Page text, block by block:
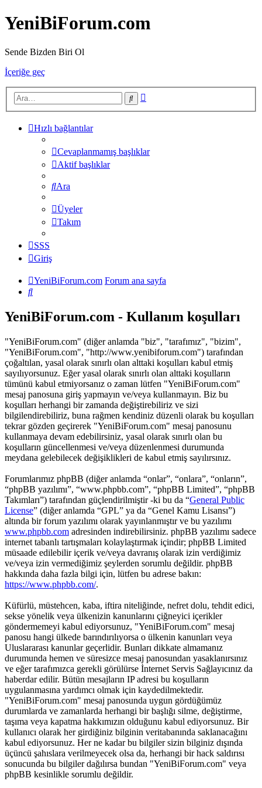
YeniBiForum.com
Sende Bizden Biri Ol
İçeriğe geç
Ara
Hızlı bağlantılar
Cevaplanmamış başlıklar
Aktif başlıklar
Ara
Üyeler
Takım
SSS
Giriş
YeniBiForum.com Forum ana sayfa
Ara
YeniBiForum.com - Kullanım koşulları
"YeniBiForum.com" (diğer anlamda "biz", "tarafımız", "bizim",
"YeniBiForum.com", "http://www.yenibiforum.com") tarafından
çoğaltılan, yasal olarak sınırlı olan alttaki koşulları kabul etmiş
sayılıyorsunuz. Eğer yasal olarak sınırlı olan alttaki koşulların
tümünü kabul etmiyorsanız o zaman lütfen "YeniBiForum.com"
mesaj panosuna giriş yapmayın ve/veya kullanmayın. Biz bu
koşulları herhangi bir zamanda değiştirebiliriz ve sizi
bilgilendirebiliriz, buna rağmen kendiniz düzenli olarak bu koşulları
tekrar gözden geçirerek "YeniBiForum.com" mesaj panosunu
kullanmaya devam edebilirsiniz, yasal olarak sınırlı olan bu
koşulların güncellenmesi ve/veya düzenlenmesi durumunda
meydana gelebilecek değişiklikleri de kabul etmiş sayılırsınız.
Forumlarımız phpBB (diğer anlamda “onlar”, “onlara”, “onların”,
“phpBB yazılımı”, “www.phpbb.com”, “phpBB Limited”, “phpBB
Takımları”) tarafından güçlendirilmiştir -ki bu da “General Public
License” (diğer anlamda “GPL” ya da “Genel Kamu Lisansı”)
altında bir forum yazılımı olarak yayınlanmıştır ve bu yazılımı
www.phpbb.com adresinden indirebilirsiniz. phpBB yazılımı sadece
internet tabanlı tartışmaları kolaylaştırmak içindir; phpBB Limited
müsaade edilebilir içerik ve/veya davranış olarak izin verdiğimiz
ve/veya izin vermediğimiz şeylerden sorumlu değildir. phpBB
hakkında daha fazla bilgi için, lütfen bu adrese bakın:
https://www.phpbb.com/.
Küfürlü, müstehcen, kaba, iftira niteliğinde, nefret dolu, tehdit edici,
sekse yönelik veya ülkenizin kanunlarını çiğneyici içerikler
göndermemeyi kabul ediyorsunuz, "YeniBiForum.com" mesaj
panosu hangi ülkede barındırılıyorsa o ülkenin kanunları veya
Uluslararası kanunlar geçerlidir. Bunları dikkate almamanız
durumunda hemen ve süresizce mesaj panosundan yasaklanırsınız
ve eğer tarafımızca gerekli görülürse İnternet Servis Sağlayıcınız da
haberdar edilir. Bütün mesajların IP adresi bu koşulların
uygulanmasına yardımcı olmak için kaydedilmektedir.
"YeniBiForum.com" mesaj panosunda uygun gördüğümüz
durumlarda ve zamanlarda herhangi bir başlığı silme, değiştirme,
taşıma veya kapatma hakkımızın olduğunu kabul ediyorsunuz. Bir
kullanıcı olarak her girdiğiniz bilginin veritabanında saklanacağını
kabul ediyorsunuz. Her ne kadar bu bilgiler sizin bilginiz dışında
üçüncü şahıslara verilmeyecek olsa da, herhangi bir hack saldırısı
sonucunda bu bilgiler dağılırsa bundan "YeniBiForum.com" veya
phpBB kesinlikle sorumlu değildir.